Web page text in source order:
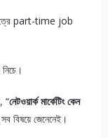
part-time job
“নেটওয়ার্ক মার্কেটিং কেন
বিষয়ে জেনেনেই।